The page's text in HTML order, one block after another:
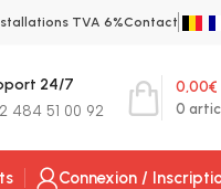
TVA 6%Contact
24/7
484 51 00 92 0
0,00€
Connexion /